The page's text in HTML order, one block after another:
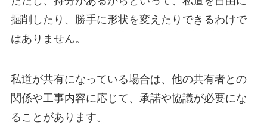
掘削したり、勝手に形状を変えたりできるわけで
はありません。
私道が共有になっている場合は、他の共有者との
関係や工事内容に応じて、承諾や協議が必要にな
ることがあります。